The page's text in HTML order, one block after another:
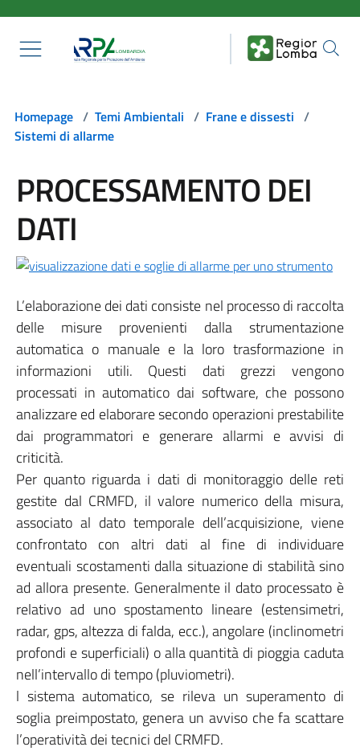
Homepage / Temi Ambientali / Frane e dissesti /
Sistemi di allarme
PROCESSAMENTO DEI
DATI
L’elaborazione dei dati consiste nel processo di raccolta
delle misure provenienti dalla strumentazione
automatica o manuale e la loro trasformazione in
informazioni utili. Questi dati grezzi vengono
processati in automatico dai software, che possono
analizzare ed elaborare secondo operazioni prestabilite
dai programmatori e generare allarmi e avvisi di
criticità.
Per quanto riguarda i dati di monitoraggio delle reti
gestite dal CRMFD, il valore numerico della misura,
associato al dato temporale dell’acquisizione, viene
confrontato con altri dati al fine di individuare
eventuali scostamenti dalla situazione di stabilità sino
ad allora presente. Generalmente il dato processato è
relativo ad uno spostamento lineare (estensimetri,
radar, gps, altezza di falda, ecc.), angolare (inclinometri
profondi e superficiali) o alla quantità di pioggia caduta
nell’intervallo di tempo (pluviometri).
l sistema automatico, se rileva un superamento di
soglia preimpostato, genera un avviso che fa scattare
l’operatività dei tecnici del CRMFD.